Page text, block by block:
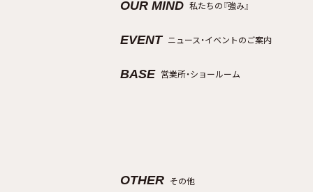
OUR MIND 私たちの『強み』
EVENT ニュース・イベントのご案内
BASE 営業所・ショールーム
OTHER その他